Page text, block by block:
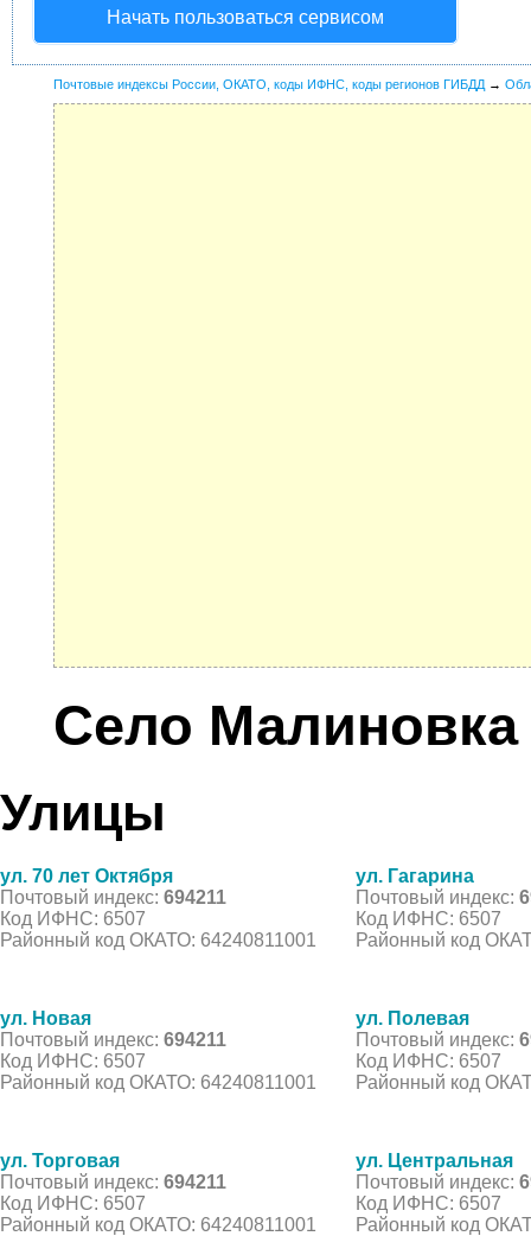
Начать пользоваться сервисом
Почтовые индексы России, ОКАТО, коды ИФНС, коды регионов ГИБДД →
Село Малиновка
Улицы
ул. 70 лет Октября
Почтовый индекс: 694211
Код ИФНС: 6507
Районный код ОКАТО: 64240811001
ул. Гагарина
Почтовый индекс:
Код ИФНС: 6507
Районный код
ул. Новая
Почтовый индекс: 694211
Код ИФНС: 6507
Районный код ОКАТО: 64240811001
ул. Полевая
Почтовый индекс:
Код ИФНС: 6507
Районный код
ул. Торговая
Почтовый индекс: 694211
Код ИФНС: 6507
Районный код ОКАТО: 64240811001
ул. Центральная
Почтовый индекс:
Код ИФНС: 6507
Районный код